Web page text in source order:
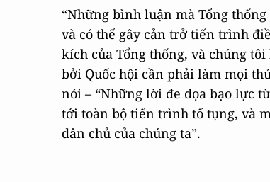
“Những bình luận mà Tổng
và có thể gây cản trở tiến trình
kích của Tổng thống, và chúng
bởi Quốc hội cần phải làm mọi
nói – “Những lời đe dọa bạo lực
tới toàn bộ tiến trình tố tụng, và
dân chủ của chúng ta”.